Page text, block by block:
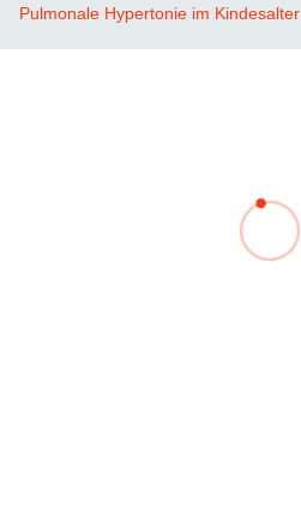
Pulmonale Hypertonie im Kindesalter